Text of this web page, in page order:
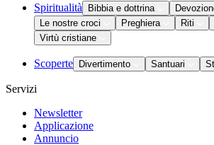
Spiritualità Bibbia e dottrina
Le nostre croci
Preghiera Riti
Virtù cristiane
Scoperte Divertimento Santuari
Servizi
Newsletter
Applicazione
Annuncio